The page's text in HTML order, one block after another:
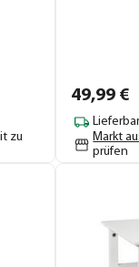
zu
49,99 €
Markt
prüfen